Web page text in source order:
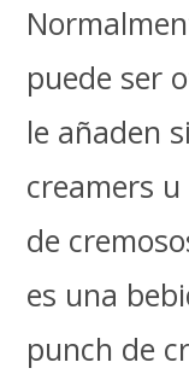
puede ser
le añaden
creamers
de
es una
punch de